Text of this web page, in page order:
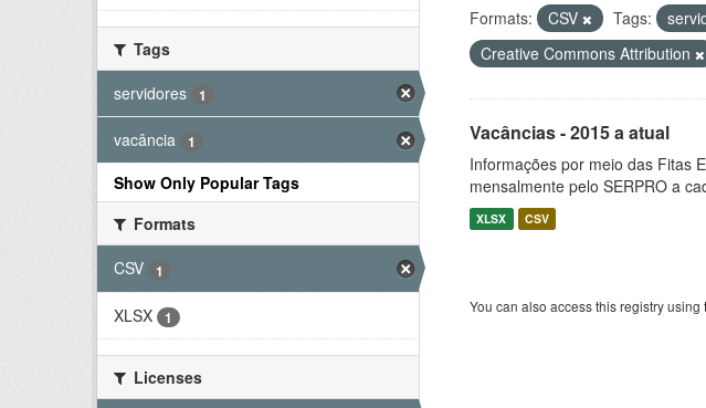
Tags
servidores
1
vacância 1
Show Only Popular Tags
Formats
CSV
1
XLSX 1
Licenses
Formats: CSV Tags:
Creative Commons Attribution
Vacâncias - 2015 a atual
Informações por meio das Fitas
mensalmente pelo SERPRO a
XLSX CSV
You can also access this registry using